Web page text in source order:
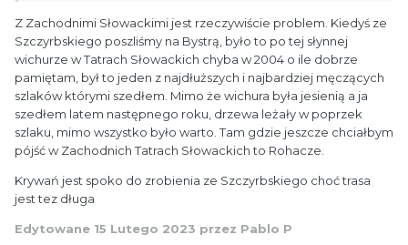
Z Zachodnimi Słowackimi jest rzeczywiście problem. Kiedyś ze
Szczyrbskiego poszliśmy na Bystrą, było to po tej słynnej
wichurze w Tatrach Słowackich chyba w 2004 o ile dobrze
pamiętam, był to jeden z najdłuższych i najbardziej męczących
szlaków którymi szedłem. Mimo że wichura była jesienią a ja
szedłem latem następnego roku, drzewa leżały w poprzek
szlaku, mimo wszystko było warto. Tam gdzie jeszcze chciałbym
pójść w Zachodnich Tatrach Słowackich to Rohacze.
Krywań jest spoko do zrobienia ze Szczyrbskiego choć trasa
jest tez długa
Edytowane 15 Lutego 2023 przez Pablo P